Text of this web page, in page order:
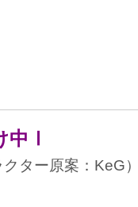
中Ⅰ
ター原案：KeG）